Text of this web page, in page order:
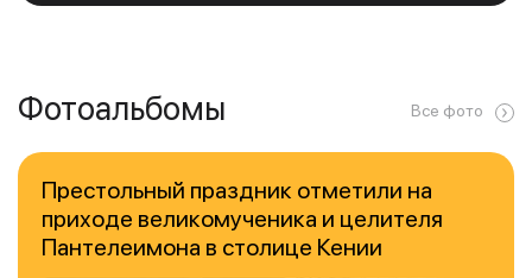
Фотоальбомы Все фото
Престольный праздник отметили на
приходе великомученика и целителя
Пантелеимона в столице Кении